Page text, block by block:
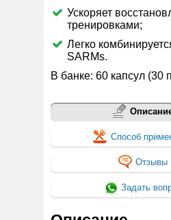
Ускоряет
тренировками;
Легко
SARMs.
В банке: 60 капсул (30
Способ
Отзывы
Задать